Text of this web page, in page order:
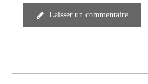
Laisser un commentaire